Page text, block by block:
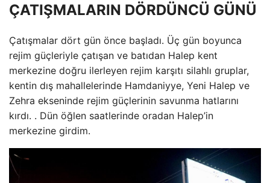
ÇATIŞMALARIN DÖRDÜNCÜ GÜNÜ
Çatışmalar dört gün önce başladı. Üç gün boyunca
rejim güçleriyle çatışan ve batıdan Halep kent
merkezine doğru ilerleyen rejim karşıtı silahlı gruplar,
kentin dış mahallelerinde Hamdaniyye, Yeni Halep ve
Zehra ekseninde rejim güçlerinin savunma hatlarını
kırdı. . Dün öğlen saatlerinde oradan Halep’in
merkezine girdim.